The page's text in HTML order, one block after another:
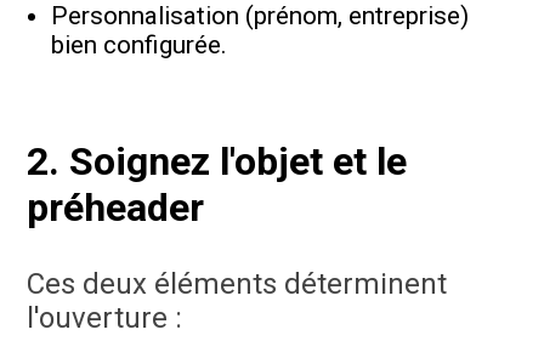
Personnalisation (prénom, entreprise)
bien configurée.
2. Soignez l'objet et le
préheader
Ces deux éléments déterminent
l'ouverture :